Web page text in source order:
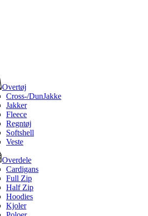
Overtøj
Cross-/DunJakke
Jakker
Fleece
Regntøj
Softshell
Veste
Overdele
Cardigans
Full Zip
Half Zip
Hoodies
Kjoler